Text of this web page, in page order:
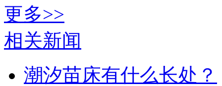
更多>>
相关新闻
潮汐苗床有什么长处？